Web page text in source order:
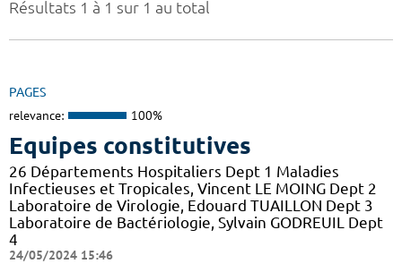
Résultats 1 à 1 sur 1 au total
PAGES
relevance: 100%
Equipes constitutives
26 Départements Hospitaliers Dept 1 Maladies
Infectieuses et Tropicales, Vincent LE MOING Dept 2
Laboratoire de Virologie, Edouard TUAILLON Dept 3
Laboratoire de Bactériologie, Sylvain GODREUIL Dept
4
24/05/2024 15:46